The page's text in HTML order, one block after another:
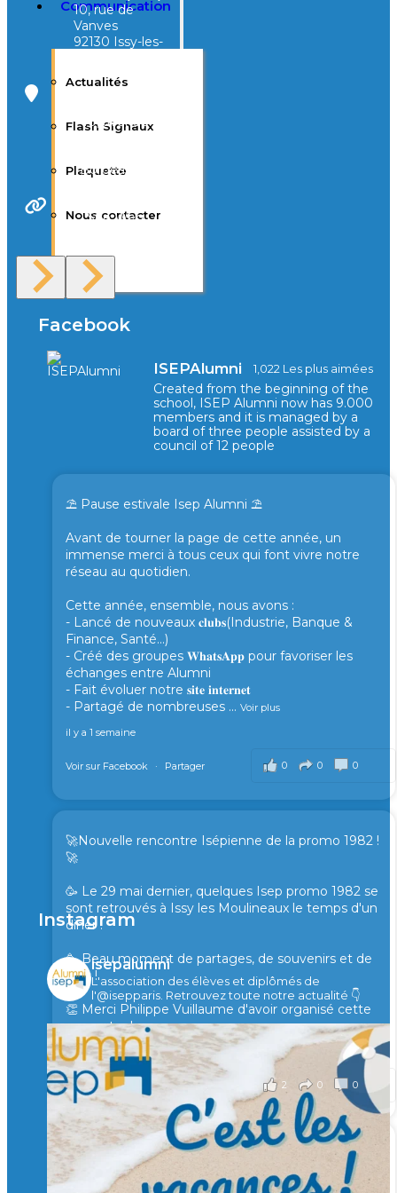
Communication
Actualités
Flash Signaux
Plaquette
Nous contacter
F.A.Q
10, rue de
Vanves
92130 Issy-les-
40, avenue
d’Eysines
Bordeaux
Site Web
Facebook
ISEPAlumni 1,022 Les plus aimées
Created from the beginning of the
school, ISEP Alumni now has 9.000
members and it is managed by a
board of three people assisted by a
council of 12 people
⛱️ Pause estivale Isep Alumni ⛱️
Avant de tourner la page de cette année, un
immense merci à tous ceux qui font vivre notre
réseau au quotidien.
Cette année, ensemble, nous avons :
- Lancé de nouveaux 𝐜𝐥𝐮𝐛𝐬(Industrie, Banque &
Finance, Santé...)
- Créé des groupes 𝐖𝐡𝐚𝐭𝐬𝐀𝐩𝐩 pour favoriser les
échanges entre Alumni
- Fait évoluer notre 𝐬𝐢𝐭𝐞 𝐢𝐧𝐭𝐞𝐫𝐧𝐞𝐭
- Partagé de nombreuses ... Voir plus
il y a 1 semaine
0 0 0
Voir sur Facebook · Partager
🚀Nouvelle rencontre Isépienne de la promo 1982 !
🚀
🥳 Le 29 mai dernier, quelques Isep promo 1982 se
sont retrouvés à Issy les Moulineaux le temps d'un
diner !
🥳 Beau moment de partages, de souvenirs et de
rires !
👏 Merci Philippe Vuillaume d'avoir organisé cette
rencontre !
il y a 2 mois
2 0 0
Voir sur Facebook · Partager
🙏 Soutenez l’Isep via la taxe d’apprentissage 2026
et contribuons ensemble à former les générations
d’ingénieurs de demain. 🙏
Instagram
isepalumni
L'association des élèves et diplômés de
l'@isepparis. Retrouvez toute notre actualité 👇